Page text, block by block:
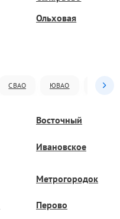
Ольховая
СВАО ЮВАО ЮАО
Восточный
Ивановское
Метрогородок
Перово